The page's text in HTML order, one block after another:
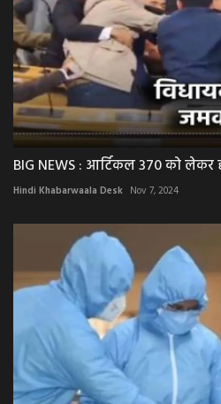
BIG NEWS : आर्टिकल 370 को लेकर
Hindi Khabarwaala Desk Nov 7, 2024